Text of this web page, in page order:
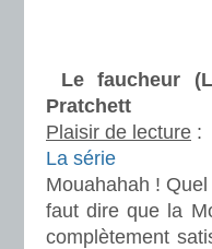
Le faucheur
Pratchett
Plaisir de lecture :
La série
Mouahahah !
faut dire que la
complètement